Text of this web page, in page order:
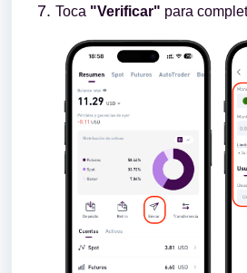
Toca "Verificar" para